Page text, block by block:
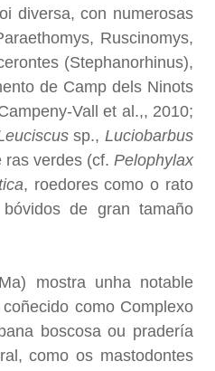
diversa, con numerosas
Ruscinomys,
(Stephanorhinus),
de Camp dels Ninots
Vall et al.,, 2010;
sp.,Luciobarbus
ras verdes (cf.Pelophylax
, roedores como o rato
de gran tamaño
mostra unha notable
como Complexo
boscosa ou pradería
como os mastodontes